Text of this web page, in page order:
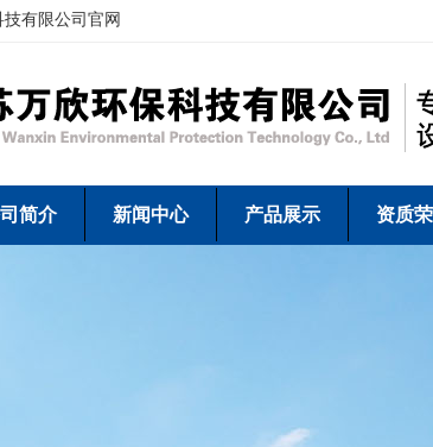
有限公司官网
简介 新闻中心 产品展示 资质